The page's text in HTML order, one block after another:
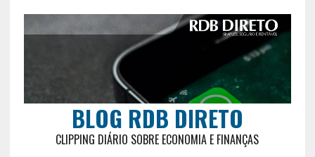
BLOG RDB DIRETO
CLIPPING DIÁRIO SOBRE ECONOMIA E FINANÇAS